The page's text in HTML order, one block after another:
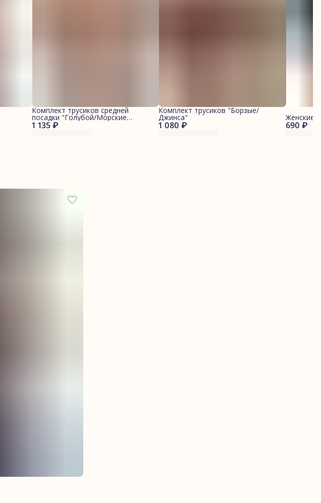
1 135 ₽
Комплект трусиков средней
посадки "Голубой/Морские
котики" 1 080 ₽
Комплект трусиков "Борзые/
Джинса"
690 ₽
Женские